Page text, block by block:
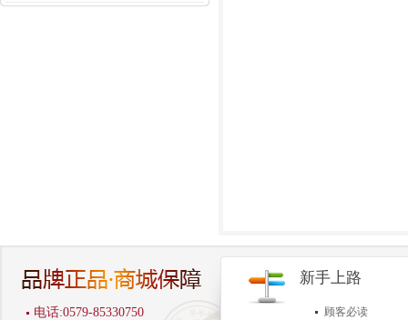
电话:0579-85330750
新手上路
顾客必读